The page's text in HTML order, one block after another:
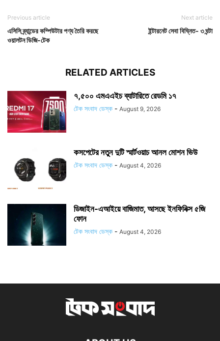
Previous article
এসিসি ব্র্যান্ডের কম্পিউটার পণ্য তৈরি করছে
ওয়ালটন ডিজি-টেক
Next article
ইন্টারনেট সেবা বিঘ্নিত- ৩ ঘন্টা
RELATED ARTICLES
৭,৫০০ এমএএইচ ব্যাটারিতে রেডমি ১৭
টেক সংবাদ ডেস্ক - August 9, 2026
কসপেটের নতুন দুটি স্মার্টওয়াচ আনল মোশন ভিউ
টেক সংবাদ ডেস্ক - August 4, 2026
ডিজাইন-এআইয়ে বাজিমাত, আসছে ইনফিনিক্স ৫জি
ফোন
টেক সংবাদ ডেস্ক - August 4, 2026